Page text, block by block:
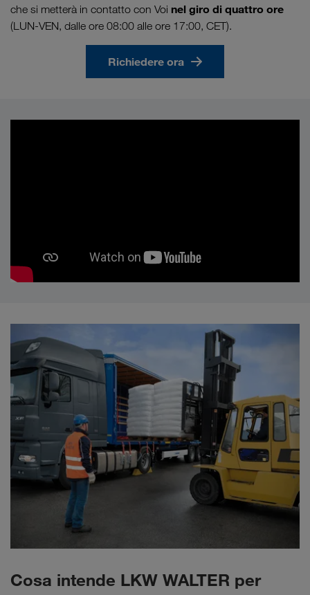
che si metterà in contatto con Voi nel giro di quattro ore
(LUN-VEN, dalle ore 08:00 alle ore 17:00, CET).
Richiedere ora
Cosa intende LKW WALTER per